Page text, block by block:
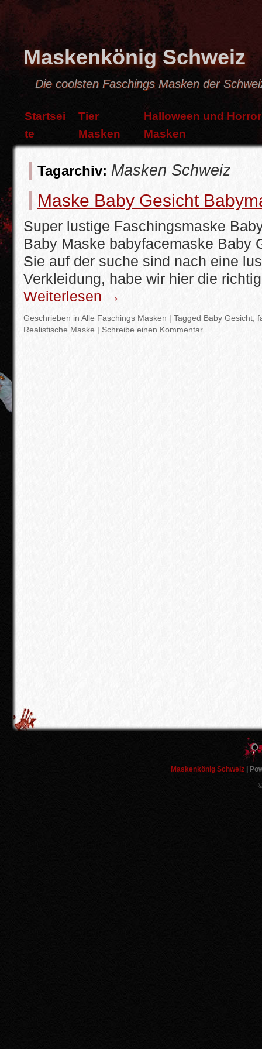
Maskenkönig Schweiz
Die coolsten Faschings Masken der
Startsei
te
Tier
Masken
Halloween und Horror
Masken
Tagarchiv: Masken Schweiz
Maske Baby Gesicht
Super lustige
Baby Maske babyfacemaske Baby
Sie auf der suche sind nach eine
Verkleidung, habe wir hier die
Weiterlesen →
Geschrieben in Alle Faschings Masken | Tagged Baby Gesicht
Realistische Maske | Schreibe einen Kommentar
Maskenkönig Schweiz
|